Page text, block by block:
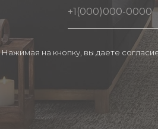
Нажимая на кнопку, вы даете